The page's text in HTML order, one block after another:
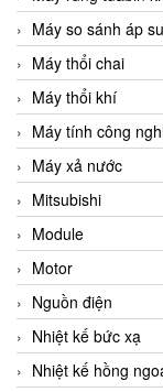
Máy so sánh áp
Máy thổi chai
Máy thổi khí
Máy tính công
Máy xả nước
Mitsubishi
Module
Motor
Nguồn điện
Nhiệt kế bức xạ
Nhiệt kế hồng